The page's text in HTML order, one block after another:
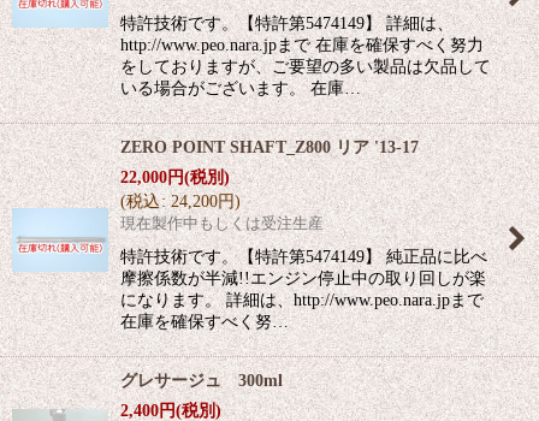
特許技術です。【特許第5474149】 詳細は、
http://www.peo.nara.jpまで 在庫を確保すべく努力
をしておりますが、ご要望の多い製品は欠品して
いる場合がございます。 在庫…
ZERO POINT SHAFT_Z800 リア '13-17
22,000円(税別)
(税込: 24,200円)
現在製作中もしくは受注生産
特許技術です。【特許第5474149】 純正品に比べ
摩擦係数が半減!!エンジン停止中の取り回しが楽
になります。 詳細は、http://www.peo.nara.jpまで
在庫を確保すべく努…
グレサージュ 300ml
2,400円(税別)